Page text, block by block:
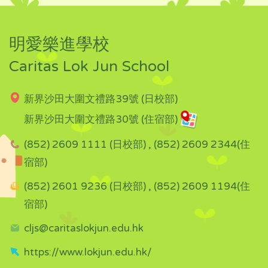
明愛樂進學校
Caritas Lok Jun School
新界沙田大圍文禮路39號 (日校部)
新界沙田大圍文禮路30號 (住宿部)
(852) 2609 1111 (日校部) , (852) 2609 2344(住
宿部)
(852) 2601 9236 (日校部) , (852) 2609 1194(住
宿部)
cljs@caritaslokjun.edu.hk
https://www.lokjun.edu.hk/